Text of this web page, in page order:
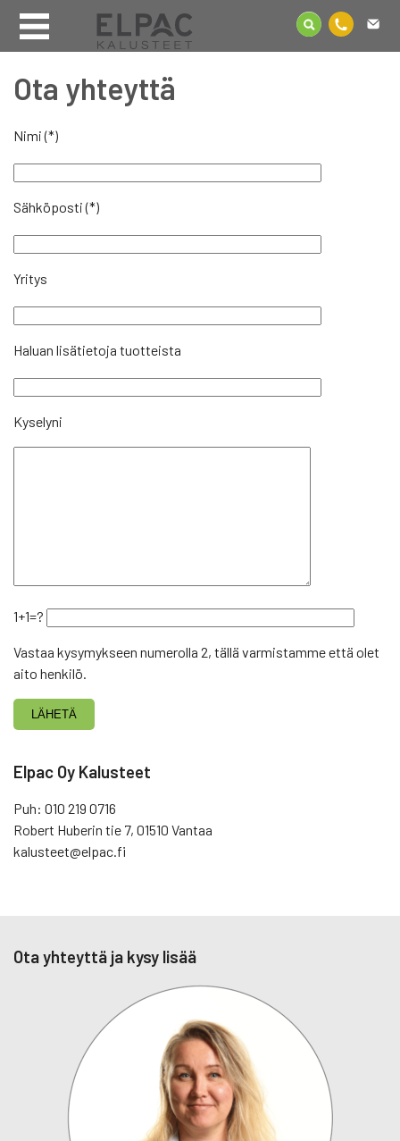
Ota yhteyttä
Nimi (*)
Sähköposti (*)
Yritys
Haluan lisätietoja tuotteista
Kyselyni
1+1=?
Vastaa kysymykseen numerolla 2, tällä varmistamme että olet
aito henkilö.
Elpac Oy Kalusteet
Puh: 010 219 0716
Robert Huberin tie 7, 01510 Vantaa
kalusteet@elpac.fi
Ota yhteyttä ja kysy lisää